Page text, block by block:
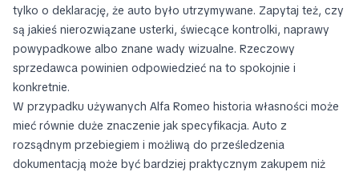
tylko o deklarację, że auto było utrzymywane. Zapytaj też, czy
są jakieś nierozwiązane usterki, świecące kontrolki, naprawy
powypadkowe albo znane wady wizualne. Rzeczowy
sprzedawca powinien odpowiedzieć na to spokojnie i
konkretnie.
W przypadku używanych Alfa Romeo historia własności może
mieć równie duże znaczenie jak specyfikacja. Auto z
rozsądnym przebiegiem i możliwą do prześledzenia
dokumentacją może być bardziej praktycznym zakupem niż